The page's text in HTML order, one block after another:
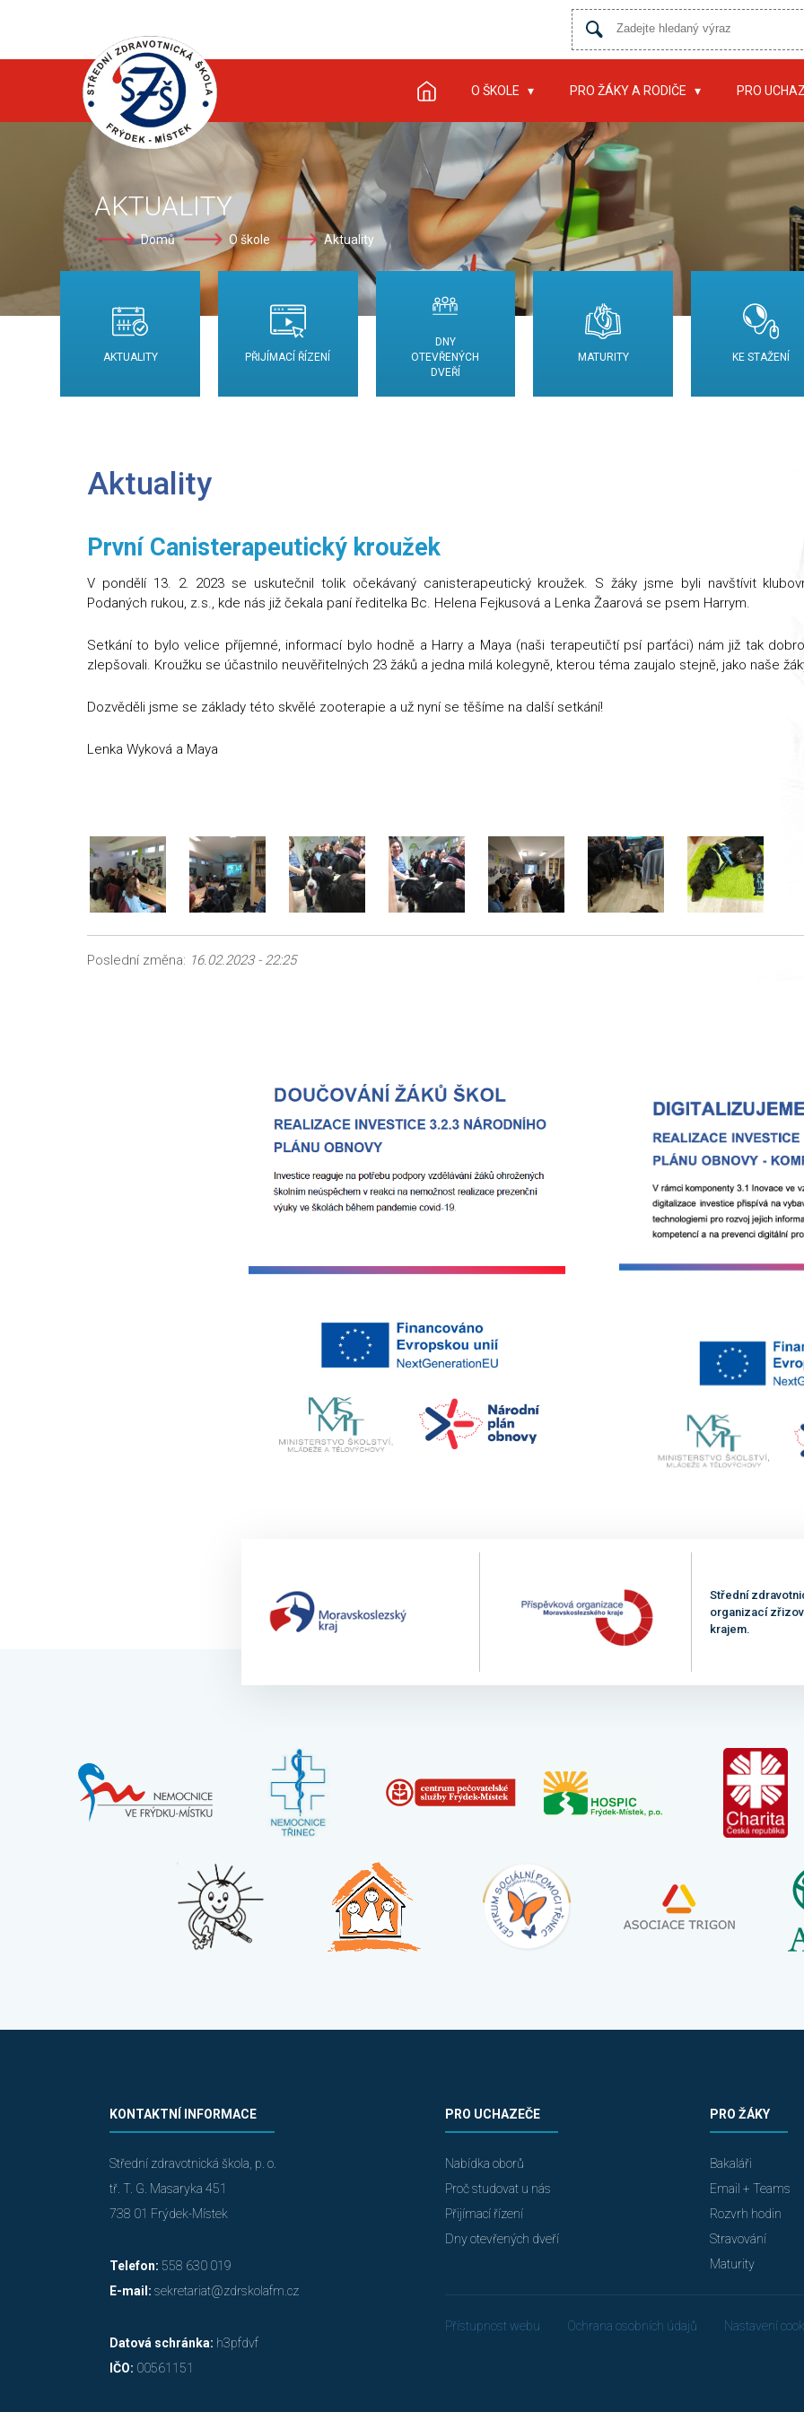
O ŠKOLE PRO ŽÁKY A RODIČE PRO
AKTUALITY
Domů O škole Aktuality
AKTUALITY PŘIJÍMACÍ ŘÍZENÍ
DNY
OTEVŘENÝCH
DVEŘÍ
MATURITY KE STAŽENÍ
Aktuality
První Canisterapeutický kroužek
V pondělí 13. 2. 2023 se uskutečnil tolik očekávaný canisterapeutický kroužek. S žáky jsme byli navštívit
Podaných rukou, z.s., kde nás již čekala paní ředitelka Bc. Helena Fejkusová a Lenka Žaarová se psem Harrym.
Setkání to bylo velice příjemné, informací bylo hodně a Harry a Maya (naši terapeutičtí psí parťáci) nám již tak
zlepšovali. Kroužku se účastnilo neuvěřitelných 23 žáků a jedna milá kolegyně, kterou téma zaujalo stejně, jako naše
Dozvěděli jsme se základy této skvělé zooterapie a už nyní se těšíme na další setkání!
Lenka Wyková a Maya
Poslední změna: 16.02.2023 - 22:25
Střední
organizací
krajem.
KONTAKTNÍ INFORMACE
Střední zdravotnická škola, p. o.
tř. T. G. Masaryka 451
738 01 Frýdek-Místek
Telefon: 558 630 019
E-mail: sekretariat@zdrskolafm.cz
Datová schránka: h3pfdvf
IČO: 00561151
PRO UCHAZEČE
Nabídka oborů
Proč studovat u nás
Přijímací řízení
Dny otevřených dveří
PRO ŽÁKY
Bakaláři
Email + Teams
Rozvrh hodin
Stravování
Maturity
Přístupnost webu Ochrana osobních údajů Nastavení